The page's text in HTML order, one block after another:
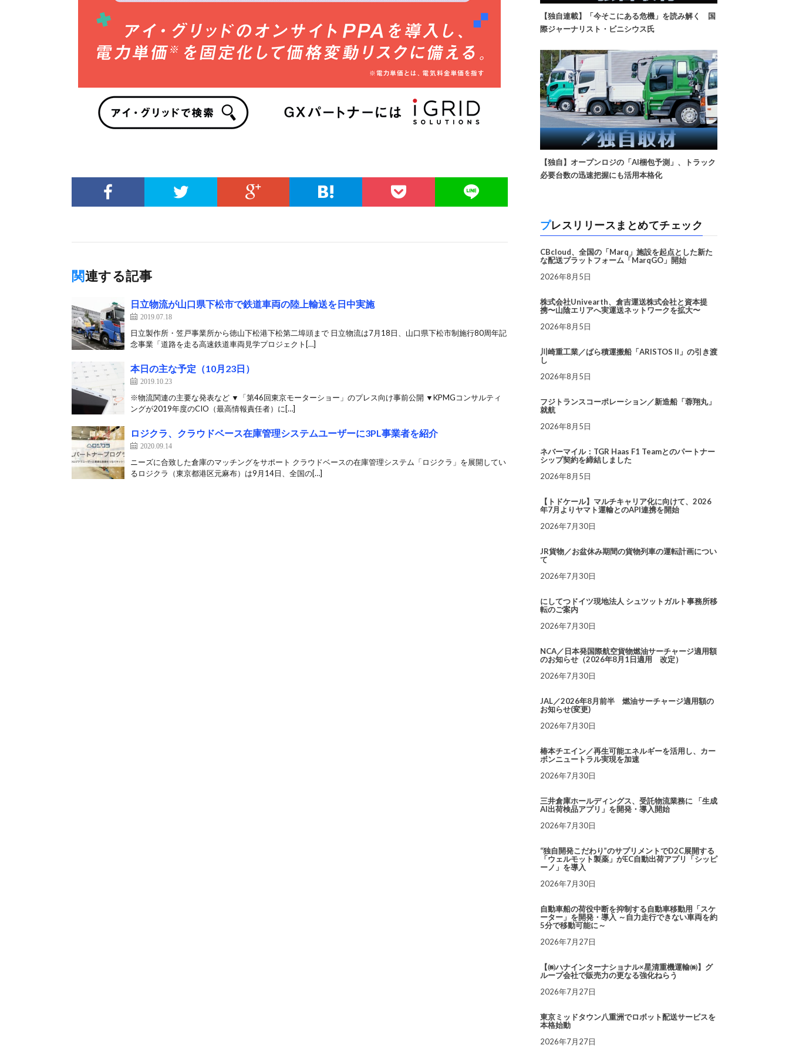
関連する記事
日立物流が山口県下松市で鉄道車両の陸上輸送を日中実施
2019.07.18
日立製作所・笠戸事業所から徳山下松港下松第二埠頭まで 日立物流は7月18日、山口県下松市制施行80周年記
念事業「道路を走る高速鉄道車両見学プロジェクト[…]
本日の主な予定（10月23日）
2019.10.23
※物流関連の主要な発表など ▼「第46回東京モーターショー」のプレス向け事前公開 ▼KPMGコンサルティ
ングが2019年度のCIO（最高情報責任者）に[…]
ロジクラ、クラウドベース在庫管理システムユーザーに3PL事業者を紹介
2020.09.14
ニーズに合致した倉庫のマッチングをサポート クラウドベースの在庫管理システム「ロジクラ」を展開してい
るロジクラ（東京都港区元麻布）は9月14日、全国の[…]
【独自連載】「今そこにある危機」を読み解く 国
際ジャーナリスト・ビニシウス氏
【独自】オープンロジの「AI梱包予測」、トラック
必要台数の迅速把握にも活用本格化
プレスリリースまとめてチェック
CBcloud、全国の「Marq」施設を起点とした新た
な配送プラットフォーム「MarqGO」開始
2026年8月5日
株式会社Univearth、倉吉運送株式会社と資本提
携〜山陰エリアへ実運送ネットワークを拡大〜
2026年8月5日
川崎重工業／ばら積運搬船「ARISTOS II」の引き渡
し
2026年8月5日
フジトランスコーポレーション／新造船「蓉翔丸」
就航
2026年8月5日
ネバーマイル：TGR Haas F1 Teamとのパートナー
シップ契約を締結しました
2026年8月5日
【トドケール】マルチキャリア化に向けて、2026
年7月よりヤマト運輸とのAPI連携を開始
2026年7月30日
JR貨物／お盆休み期間の貨物列車の運転計画につい
て
2026年7月30日
にしてつドイツ現地法人 シュツットガルト事務所移
転のご案内
2026年7月30日
NCA／日本発国際航空貨物燃油サーチャージ適用額
のお知らせ（2026年8月1日適用 改定）
2026年7月30日
JAL／2026年8月前半 燃油サーチャージ適用額の
お知らせ(変更)
2026年7月30日
椿本チエイン／再生可能エネルギーを活用し、カー
ボンニュートラル実現を加速
2026年7月30日
三井倉庫ホールディングス、受託物流業務に 「生成
AI出荷検品アプリ」を開発・導入開始
2026年7月30日
“独自開発こだわり”のサプリメントでD2C展開する
「ウェルモット製薬」がEC自動出荷アプリ「シッピ
ーノ」を導入
2026年7月30日
自動車船の荷役中断を抑制する自動車移動用「スケ
ーター」を開発・導入 ～自力走行できない車両を約
5分で移動可能に～
2026年7月27日
【㈱ハナインターナショナル×星清重機運輸㈱】グ
ループ会社で販売力の更なる強化ねらう
2026年7月27日
東京ミッドタウン八重洲でロボット配送サービスを
本格始動
2026年7月27日